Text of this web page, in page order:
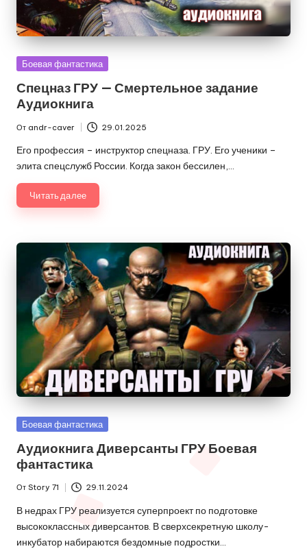
Опубликовано
Боевая фантастика
Спецназ ГРУ — Смертельное задание
Аудиокнига
Запись
от
От andr-caver 29.01.2025
Его профессия – инструктор спецназа. ГРУ. Его ученики –
элита спецслужб России. Когда закон бессилен,…
Читать далее
Опубликовано
Боевая фантастика
Аудиокнига Диверсанты ГРУ Боевая
фантастика
от
От Story 71 29.11.2024
В недрах ГРУ реализуется суперпроект по подготовке
высококлассных диверсантов. В сверхсекретную школу-
инкубатор набираются бездомные подростки…